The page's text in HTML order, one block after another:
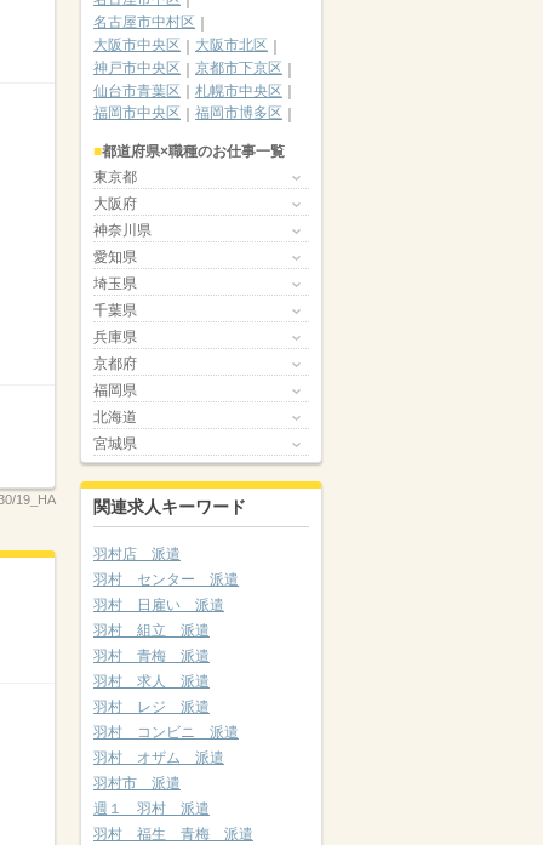
19_HA
名古屋市中村区
大阪市中央区
大阪市北区
神戸市中央区
京都市下京区
仙台市青葉区
札幌市中央区
福岡市中央区
福岡市博多区
都道府県×職種のお仕事一覧
東京都
大阪府
神奈川県
愛知県
埼玉県
千葉県
兵庫県
京都府
福岡県
北海道
宮城県
関連求人キーワード
羽村店 派遣
羽村 センター 派遣
羽村 日雇い 派遣
羽村 組立 派遣
羽村 青梅 派遣
羽村 求人 派遣
羽村 レジ 派遣
羽村 コンビニ 派遣
羽村 オザム 派遣
羽村市 派遣
週１ 羽村 派遣
羽村 福生 青梅 派遣